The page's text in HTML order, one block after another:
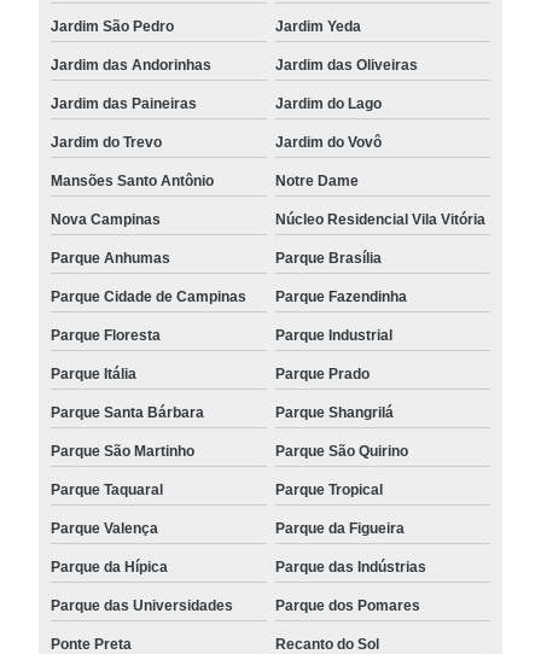
Jardim São Pedro Jardim Yeda
Jardim das Andorinhas Jardim das Oliveiras
Jardim das Paineiras Jardim do Lago
Jardim do Trevo Jardim do Vovô
Mansões Santo Antônio Notre Dame
Nova Campinas Núcleo Residencial Vila Vitória
Parque Anhumas Parque Brasília
Parque Cidade de Campinas Parque Fazendinha
Parque Floresta Parque Industrial
Parque Itália Parque Prado
Parque Santa Bárbara Parque Shangrilá
Parque São Martinho Parque São Quirino
Parque Taquaral Parque Tropical
Parque Valença Parque da Figueira
Parque da Hípica Parque das Indústrias
Parque das Universidades Parque dos Pomares
Ponte Preta Recanto do Sol